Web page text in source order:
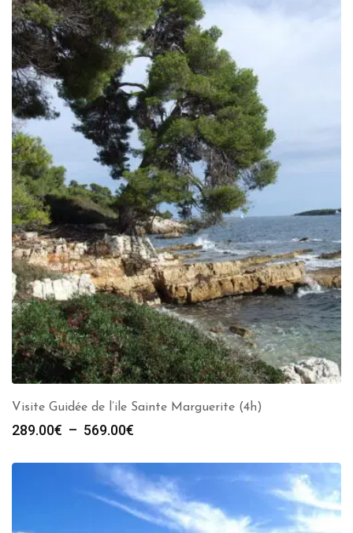
289.00€
à
569.00€
Visite Guidée de l’ile Sainte Marguerite (4h)
289.00€ – 569.00€
prix :
289.00€
à
569.00€